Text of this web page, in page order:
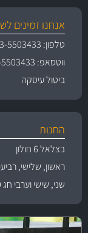
אנחנו זמינים
טלפון: 03-5503433
ווטסאפ: 058-5503433
ביטול עיסקה
החנות
בצלאל 6 חולון
ראשון, שלישי, רביעי וחמישי
שני, שישי וערבי חג 09:00 עד 15:00